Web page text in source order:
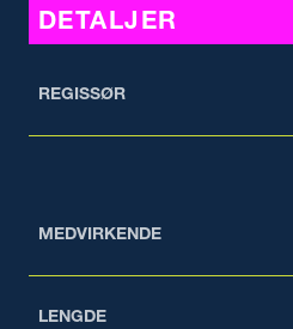
DETALJER
REGISSØR
MEDVIRKENDE
LENGDE